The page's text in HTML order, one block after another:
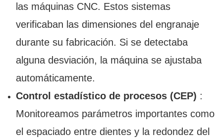
las máquinas CNC. Estos sistemas
verificaban las dimensiones del engranaje
durante su fabricación. Si se detectaba
alguna desviación, la máquina se ajustaba
automáticamente.
Control estadístico de procesos (CEP) :
Monitoreamos parámetros importantes como
el espaciado entre dientes y la redondez del